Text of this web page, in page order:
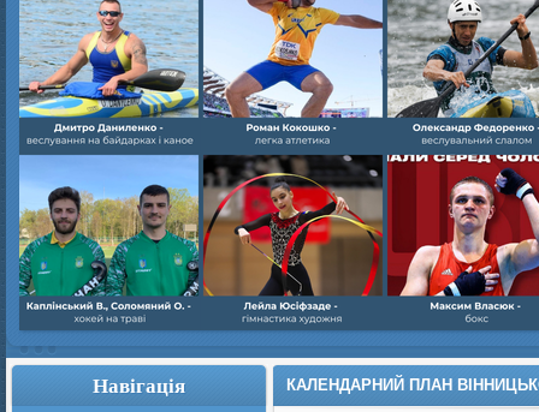
Навігація КАЛЕНДАРНИЙ ПЛАН